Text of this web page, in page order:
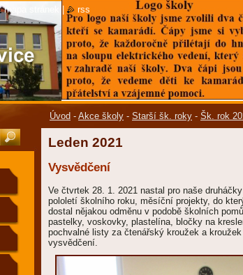
Úvod - Akce školy - Starší šk. roky - Šk. rok
Leden 2021
Vysvědčení
Ve čtvrtek 28. 1. 2021 nastal pro naše
pololetí školního roku, měsíční projekty, do
dostal nějakou odměnu v podobě školních
pastelky, voskovky, plastelína, bločky na
pochvalné listy za čtenářský kroužek a
vysvědčení.
mapa stránek rss